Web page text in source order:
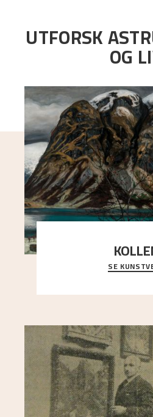
UTFORSK
OG
Et ruvende fjell dominerer
sterk kontrast til det
SE